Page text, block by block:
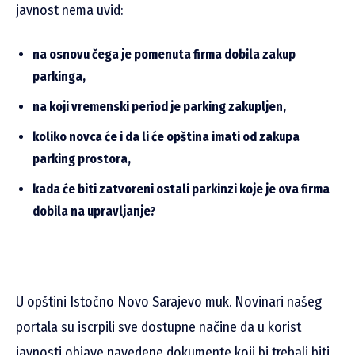
javnost nema uvid:
na osnovu čega je pomenuta firma dobila zakup
parkinga,
na koji vremenski period je parking zakupljen,
koliko novca će i da li će opština imati od zakupa
parking prostora,
kada će biti zatvoreni ostali parkinzi koje je ova firma
dobila na upravljanje?
U opštini Istočno Novo Sarajevo muk. Novinari našeg
portala su iscrpili sve dostupne načine da u korist